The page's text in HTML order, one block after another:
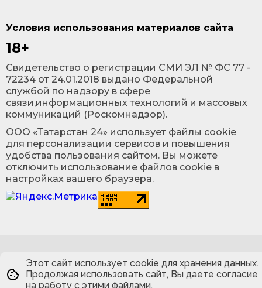
Условия использования материалов сайта
18+
Cвидетельство о регистрации СМИ ЭЛ № ФС 77 -
72234 от 24.01.2018 выдано Федеральной
службой по надзору в сфере
связи,информационных технологий и массовых
коммуникаций (Роскомнадзор).
ООО «Татарстан 24» использует файлы cookie
для персонализации сервисов и повышения
удобства пользования сайтом. Вы можете
отключить использование файлов cookie в
настройках вашего браузера.
Этот сайт использует cookie для хранения данных.
Продолжая использовать сайт, Вы даете согласие
на работу с этими файлами.